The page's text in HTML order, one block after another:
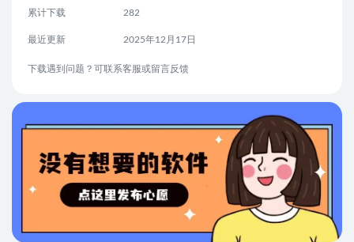
累计下载 282
最近更新 2025年12月17日
下载遇到问题？可联系客服或留言反馈